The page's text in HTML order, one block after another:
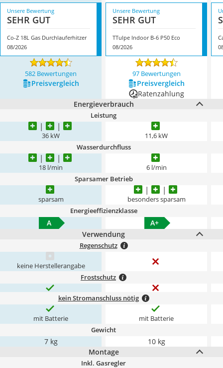
Unsere Bewertung
SEHR GUT
Co-Z 18L Gas Durchlauferhitzer
08/2026
Unsere Bewertung
SEHR GUT
TTulpe Indoor B-6 P50 Eco
08/2026
582 Bewertungen 97 Bewertungen
Preis­vergleich
Preis­vergleich
Ratenzahlung
Energieverbrauch
Leistung
36 kW 11,6 kW
Wasserdurchfluss
18 l/min 6 l/min
Sparsamer Betrieb
sparsam besonders sparsam
Energieeffizienzklasse
A
A+
Verwendung
Regenschutz
keine Herstellerangabe
Frostschutz
kein Stromanschluss nötig
mit Batterie mit Batterie
Gewicht
7 kg
10 kg
Montage
Inkl. Gasregler